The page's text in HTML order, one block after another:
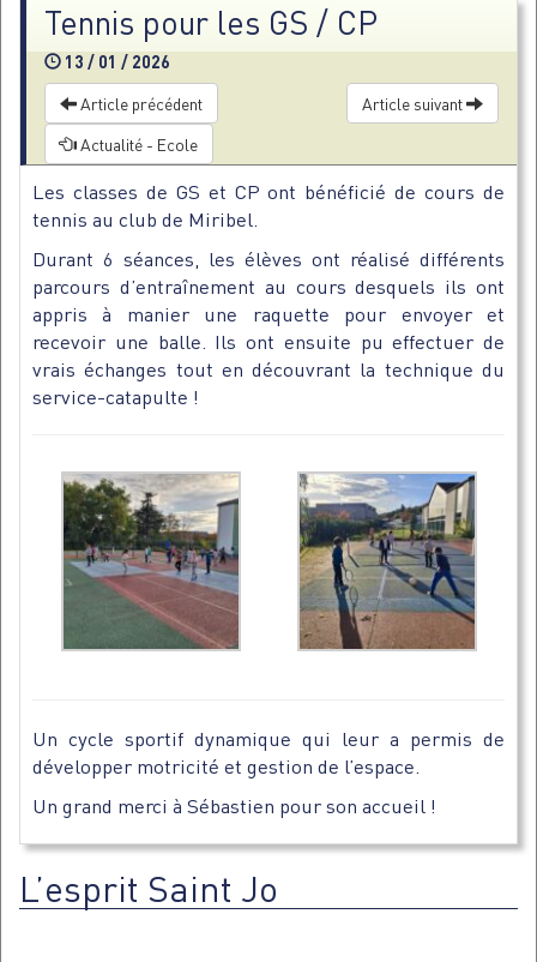
Tennis pour les GS / CP
13 / 01 / 2026
Article précédent
Article suivant
Actualité - Ecole
Les classes de GS et CP ont bénéficié de cours de
tennis au club de Miribel.
Durant 6 séances, les élèves ont réalisé différents
parcours d’entraînement au cours desquels ils ont
appris à manier une raquette pour envoyer et
recevoir une balle. Ils ont ensuite pu effectuer de
vrais échanges tout en découvrant la technique du
service-catapulte !
Un cycle sportif dynamique qui leur a permis de
développer motricité et gestion de l’espace.
Un grand merci à Sébastien pour son accueil !
L’esprit Saint Jo